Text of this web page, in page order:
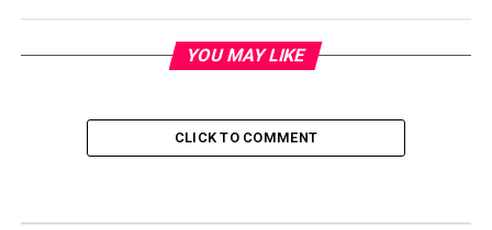
YOU MAY LIKE
CLICK TO COMMENT